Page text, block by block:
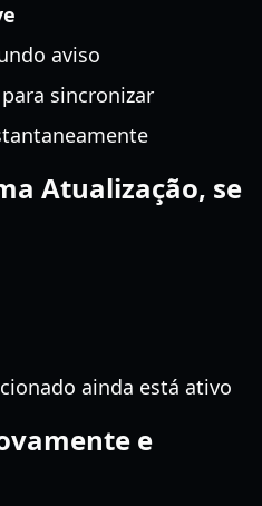
aviso
sincronizar
Atualização, se
ainda está ativo
e